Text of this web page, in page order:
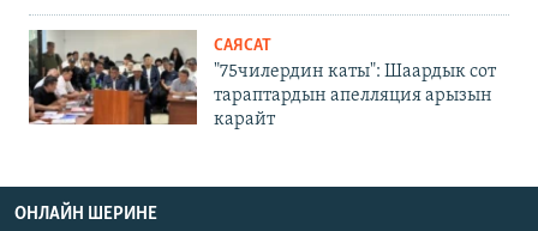
САЯСАТ
"75чилердин каты": Шаардык сот
тараптардын апелляция арызын
карайт
ОНЛАЙН ШЕРИНЕ